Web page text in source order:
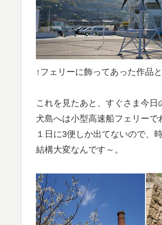
↑フェリーに飾ってあった作品
これを見たあと、すぐさま今日
犬島へは小型高速船フェリーで
１日に3便しか出てないので、
結構大変なんです～。